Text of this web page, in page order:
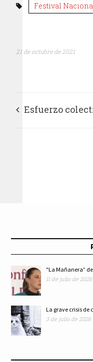
Festival
21 de octubre de 2021
Esfuerzo
"La Mañanera”
11 de julio de 2026
La grave crisis de
3 de julio de 2026